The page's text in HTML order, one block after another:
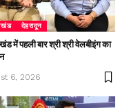
देहरादून
में पहली बार श्री श्री वेलबीइंग का
6, 2026